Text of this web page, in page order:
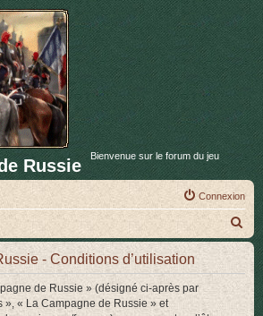
Russie Bienvenue sur le forum du jeu
Connexion
e
c
h
- Conditions d’utilisation
de Russie » (désigné ci-après par
», « La Campagne de Russie » et